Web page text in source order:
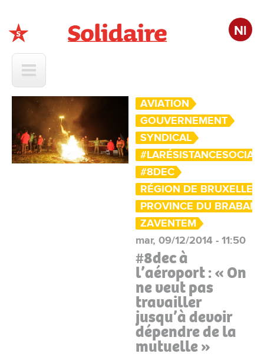
Nl
AVIATION
GOUVERNEMENT
SYNDICAL
#8DEC
RÉGION DE
PROVINCE DU
ZAVENTEM
mar, 09/12/2014 - 11:50
#8dec à
l’aéroport : « On
ne veut pas
travailler
jusqu’à devoir
dépendre de la
mutuelle »